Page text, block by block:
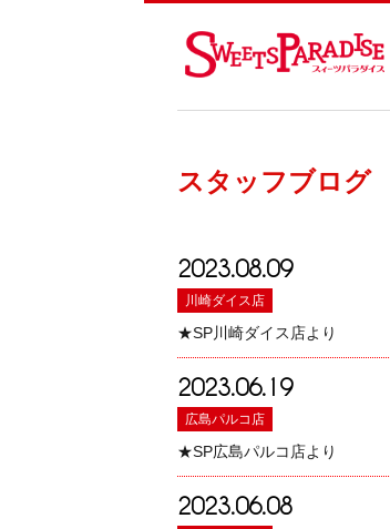
スタッフブログ
2023.08.09
川崎ダイス店
★SP川崎ダイス店より
2023.06.19
広島パルコ店
★SP広島パルコ店より
2023.06.08